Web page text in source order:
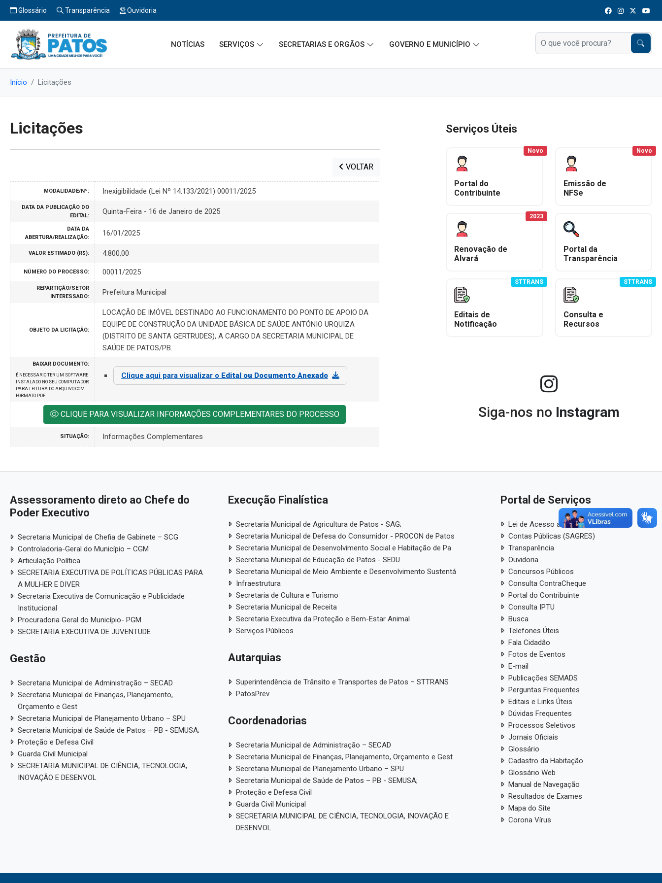
Glossário Transparência Ouvidoria
NOTÍCIAS SERVIÇOS SECRETARIAS E ORGÃOS GOVERNO E MUNICÍPIO
Início Licitações
Licitações
VOLTAR
MODALIDADE/Nº: Inexigibilidade (Lei Nº 14.133/2021) 00011/2025
DATA DA PUBLICAÇÃO DO
EDITAL:
Quinta-Feira - 16 de Janeiro de 2025
DATA DA
ABERTURA/REALIZAÇÃO:
16/01/2025
VALOR ESTIMADO (R$): 4.800,00
NÚMERO DO PROCESSO: 00011/2025
REPARTIÇÃO/SETOR
INTERESSADO:
Prefeitura Municipal
OBJETO DA LICITAÇÃO:
LOCAÇÃO DE IMÓVEL DESTINADO AO FUNCIONAMENTO DO PONTO DE APOIO DA
EQUIPE DE CONSTRUÇÃO DA UNIDADE BÁSICA DE SAÚDE ANTÓNIO URQUIZA
(DISTRITO DE SANTA GERTRUDES), A CARGO DA SECRETARIA MUNICIPAL DE
SAÚDE DE PATOS/PB.
BAIXAR DOCUMENTO:
É NECESSARIO TER UM SOFTWARE
INSTALADO NO SEU COMPUTADOR
PARA LEITURA DO ARQUIVO COM
FORMATO PDF
Clique aqui para visualizar o Edital ou Documento Anexado
CLIQUE PARA VISUALIZAR INFORMAÇÕES COMPLEMENTARES DO PROCESSO
SITUAÇÃO: Informações Complementares
Serviços Úteis
Portal do
Contribuinte
Novo
Emissão de
NFSe
Novo
Renovação de
Alvará
2023
Portal da
Transparência
Editais de
Notificação
STTRANS
Consulta e
Recursos
STTRANS
Siga-nos no Instagram
Assessoramento direto ao Chefe do
Poder Executivo
Secretaria Municipal de Chefia de Gabinete – SCG
Controladoria-Geral do Município – CGM
Articulação Política
SECRETARIA EXECUTIVA DE POLÍTICAS PÚBLICAS PARA
A MULHER E DIVER
Secretaria Executiva de Comunicação e Publicidade
Institucional
Procuradoria Geral do Município- PGM
SECRETARIA EXECUTIVA DE JUVENTUDE
Gestão
Secretaria Municipal de Administração – SECAD
Secretaria Municipal de Finanças, Planejamento,
Orçamento e Gest
Secretaria Municipal de Planejamento Urbano – SPU
Secretaria Municipal de Saúde de Patos – PB - SEMUSA;
Proteção e Defesa Civil
Guarda Civil Municipal
SECRETARIA MUNICIPAL DE CIÊNCIA, TECNOLOGIA,
INOVAÇÃO E DESENVOL
Execução Finalística
Secretaria Municipal de Agricultura de Patos - SAG;
Secretaria Municipal de Defesa do Consumidor - PROCON de Patos
Secretaria Municipal de Desenvolvimento Social e Habitação de Pa
Secretaria Municipal de Educação de Patos - SEDU
Secretaria Municipal de Meio Ambiente e Desenvolvimento Sustentá
Infraestrutura
Secretaria de Cultura e Turismo
Secretaria Municipal de Receita
Secretaria Executiva da Proteção e Bem-Estar Animal
Serviços Públicos
Autarquias
Superintendência de Trânsito e Transportes de Patos – STTRANS
PatosPrev
Coordenadorias
Secretaria Municipal de Administração – SECAD
Secretaria Municipal de Finanças, Planejamento, Orçamento e Gest
Secretaria Municipal de Planejamento Urbano – SPU
Secretaria Municipal de Saúde de Patos – PB - SEMUSA;
Proteção e Defesa Civil
Guarda Civil Municipal
SECRETARIA MUNICIPAL DE CIÊNCIA, TECNOLOGIA, INOVAÇÃO E
DESENVOL
Portal de Serviços
Lei de Acesso a Informação
Contas Públicas (SAGRES)
Transparência
Ouvidoria
Concursos Públicos
Consulta ContraCheque
Portal do Contribuinte
Consulta IPTU
Busca
Telefones Úteis
Fala Cidadão
Fotos de Eventos
E-mail
Publicações SEMADS
Perguntas Frequentes
Editais e Links Úteis
Dúvidas Frequentes
Processos Seletivos
Jornais Oficiais
Glossário
Cadastro da Habitação
Glossário Web
Manual de Navegação
Resultados de Exames
Mapa do Site
Corona Vírus